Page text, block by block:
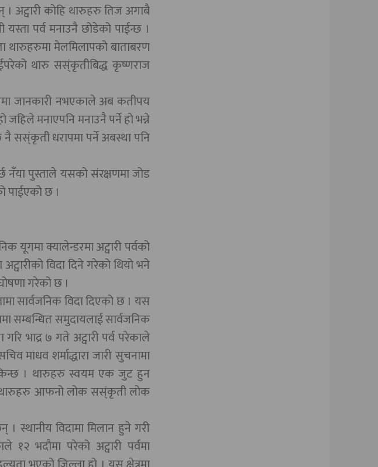
अट्वारी कोहि थारुहरु तिज अगाबै
पर्व मनाउनै छोडेको पाईन्छ ।
थारुहरुमा मेलमिलापको बाताबरण
थारु सस्ंकृतीबिद्ध कृष्णराज
जानकारी नभएकाले अब कतीपय
मनाएपनि मनाउनै पर्ने हो भन्ने
सस्ंकृती धरापमा पर्ने अबस्था पनि
नँया पुस्ताले यसको संरक्षणमा जोड
पाईएको छ ।
क्यालेन्डरमा अट्वारी पर्वको
विदा दिने गरेको थियो भने
गरेको छ ।
सार्वजनिक विदा दिएको छ । यस
सम्बन्धित समुदायलाई सार्वजनिक
भाद्र ७ गते अट्वारी पर्व परेकाले
माधव शर्माद्धारा जारी सुचनामा
। थारुहरु स्वयम एक जुट हुन
थारुहरु आफनो लोक सस्ंकृती लोक
। स्थानीय विदामा मिलान हुने गरी
१२ भदौमा परेको अट्वारी पर्वमा